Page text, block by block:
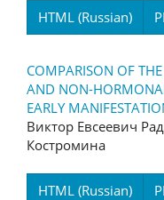
HTML (Russian)
COMPARISON OF
AND NON-
EARLY
Виктор Евсеевич
Костромина
HTML (Russian)